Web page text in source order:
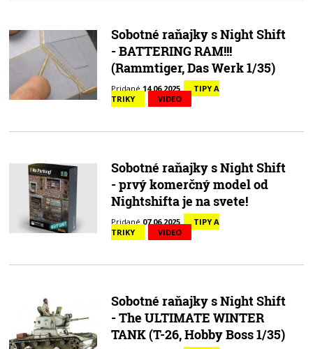
Sobotné raňajky s Night Shift
- BATTERING RAM!!!
(Rammtiger, Das Werk 1/35)
Pridané14.06.2025
TIPY A
TRIKY
VIDEO
Sobotné raňajky s Night Shift
- prvý komerčný model od
Nightshifta je na svete!
Pridané07.06.2025
TIPY A
TRIKY
VIDEO
Sobotné raňajky s Night Shift
- The ULTIMATE WINTER
TANK (T-26, Hobby Boss 1/35)